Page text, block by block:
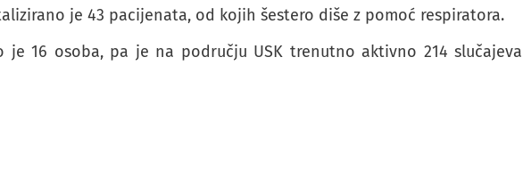
je 43 pacijenata, od kojih šestero diše z pomoć respiratora.
je 16 osoba, pa je na području USK trenutno aktivno 214 slučajeva